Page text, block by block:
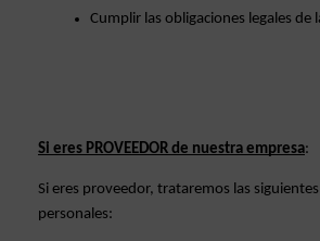
Cumplir las obligaciones legales de
Si eres PROVEEDOR de nuestra empresa:
Si eres proveedor, trataremos las
personales: